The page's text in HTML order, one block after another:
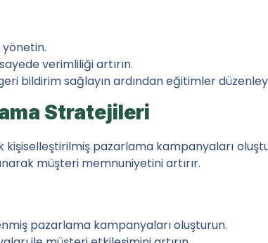
Nasıl Değişir?
(Çatışması): Nedenleri ve Yönetimi
Hakkında Araştırmalar Ne Diyor
yönetin.
verimliliği artırın.
bildirim sağlayın ardından eğitimler
Stratejileri
kişiselleştirilmiş pazarlama kampanyaları
müşteri memnuniyetini artırır.
pazarlama kampanyaları oluşturun.